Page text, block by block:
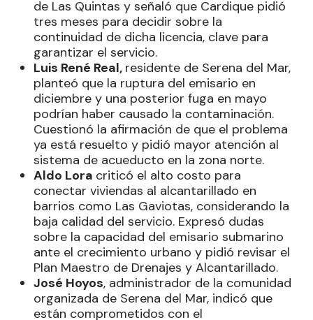
de Las Quintas y señaló que Cardique pidió
tres meses para decidir sobre la
continuidad de dicha licencia, clave para
garantizar el servicio.
Luis René Real, residente de Serena del Mar,
planteó que la ruptura del emisario en
diciembre y una posterior fuga en mayo
podrían haber causado la contaminación.
Cuestionó la afirmación de que el problema
ya está resuelto y pidió mayor atención al
sistema de acueducto en la zona norte.
Aldo Lora criticó el alto costo para
conectar viviendas al alcantarillado en
barrios como Las Gaviotas, considerando la
baja calidad del servicio. Expresó dudas
sobre la capacidad del emisario submarino
ante el crecimiento urbano y pidió revisar el
Plan Maestro de Drenajes y Alcantarillado.
José Hoyos, administrador de la comunidad
organizada de Serena del Mar, indicó que
están comprometidos con el